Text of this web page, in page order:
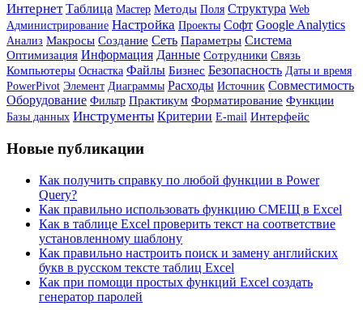
Интернет Таблица Мастер Методы Поля Структура Web
Администрирование Настройка Проекты Софт Google Analytics
Анализ Макросы Создание Сеть Параметры Система
Оптимизация Информация Данные Сотрудники Связь
Компьютеры Оснастка Файлы Бизнес Безопасность Даты и время
PowerPivot Элемент Диаграммы Расходы Источник Совместимость
Оборудование Фильтр Практикум Форматирование Функции
Базы данных Инструменты Критерии E-mail Интерфейс
Новые публикации
Как получить справку по любой функции в Power
Query?
Как правильно использовать функцию СМЕЩ в Excel
Как в таблице Excel проверить текст на соответствие
установленному шаблону
Как правильно настроить поиск и замену английских
букв в русском тексте таблиц Excel
Как при помощи простых функций Excel создать
генератор паролей